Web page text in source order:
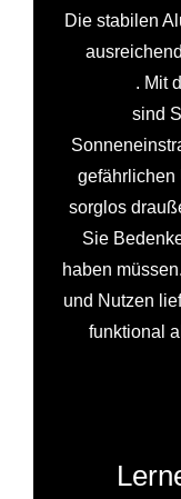
Die stabilen
. Mit
sind
gefährlichen
sorglos
Sie
haben
und Nutzen
funktional